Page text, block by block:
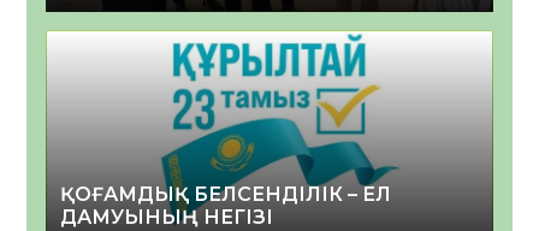
ҚОҒАМДЫҚ БЕЛСЕНДІЛІК – ЕЛ
ДАМУЫНЫҢ НЕГІЗІ